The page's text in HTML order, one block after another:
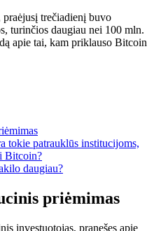
trečiadienį buvo
turinčios daugiau nei 100 mln.
apie tai, kam priklauso Bitcoin
tokie patrauklūs institucijoms,
Bitcoin?
daugiau?
priėmimas
investuotojas, pranešęs apie